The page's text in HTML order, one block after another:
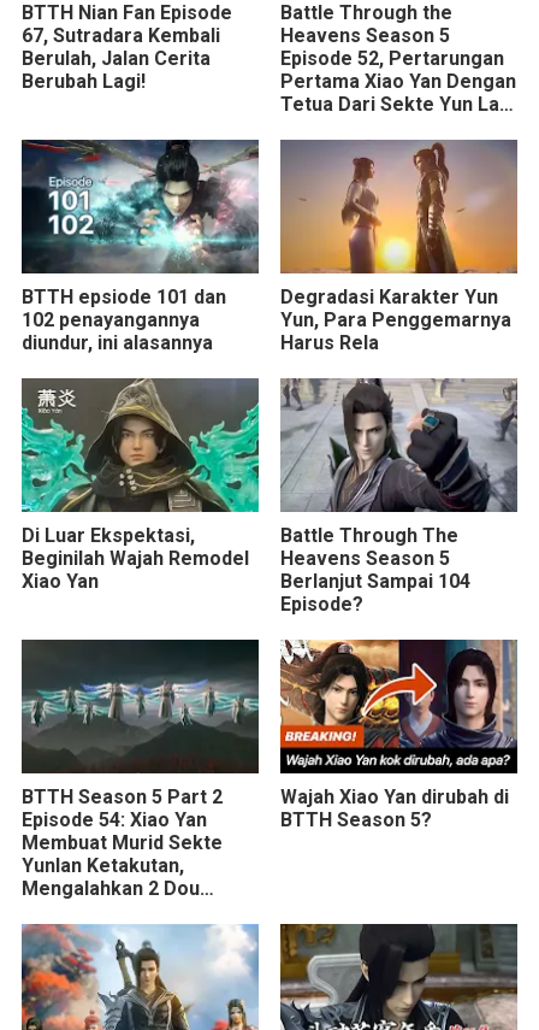
BTTH Nian Fan Episode
67, Sutradara Kembali
Berulah, Jalan Cerita
Berubah Lagi!
Battle Through the
Heavens Season 5
Episode 52, Pertarungan
Pertama Xiao Yan Dengan
Tetua Dari Sekte Yun Lan
BTTH epsiode 101 dan
102 penayangannya
diundur, ini alasannya
Degradasi Karakter Yun
Yun, Para Penggemarnya
Harus Rela
Di Luar Ekspektasi,
Beginilah Wajah Remodel
Xiao Yan
Battle Through The
Heavens Season 5
Berlanjut Sampai 104
Episode?
BTTH Season 5 Part 2
Episode 54: Xiao Yan
Membuat Murid Sekte
Yunlan Ketakutan,
Mengalahkan 2 Dou
Serta Gerakan Licik Jia
Xing Tian
Wajah Xiao Yan dirubah di
BTTH Season 5?